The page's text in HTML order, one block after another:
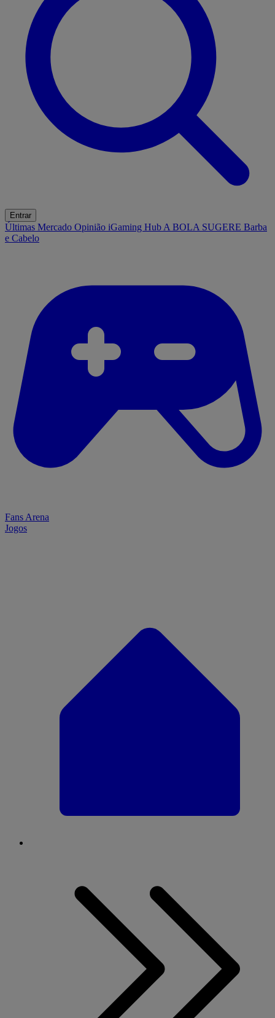
Entrar
Últimas Mercado Opinião iGaming Hub A BOLA SUGERE Barba
e Cabelo
Fans Arena
Jogos